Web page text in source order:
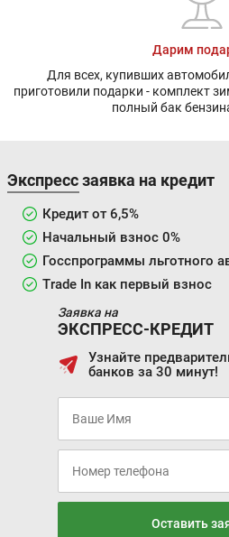
Дарим
Для всех, купивших
приготовили подарки - комплект
полный бак
Экспресс заявка на кредит
Кредит от 6,5%
Начальный взнос 0%
Госспрограммы льготного
Trade In как первый взнос
Заявка на
ЭКСПРЕСС-КРЕДИТ
Узнайте
банков за 30 минут!
Оставить